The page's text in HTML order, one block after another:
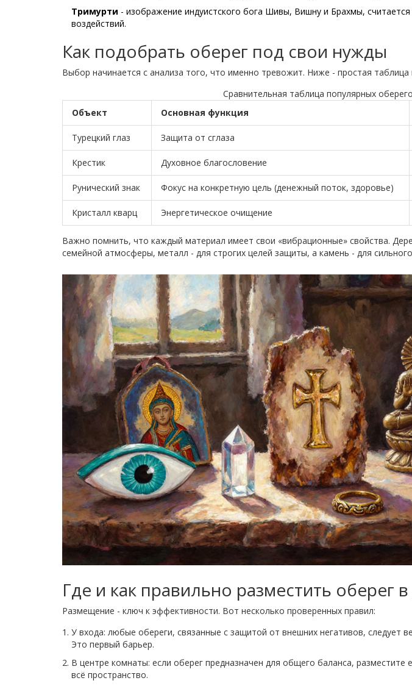
Тримурти - изображение индуистского бога Шивы, Вишну и Брахмы,
воздействий.
Как подобрать оберег под свои нужды
Выбор начинается с анализа того, что именно тревожит. Ниже - простая таблица
Сравнительная таблица популярных
Объект
Основная функция
Турецкий глаз Защита от сглаза
Крестик Духовное благословение
Рунический знак Фокус на конкретную цель (денежный поток, здоровье)
Кристалл кварц Энергетическое очищение
Важно помнить, что каждый материал имеет свои «вибрационные» свойства.
семейной атмосферы, металл - для строгих целей защиты, а камень - для
Где и как правильно разместить оберег
Размещение - ключ к эффективности. Вот несколько проверенных правил:
У входа: любые обереги, связанные с защитой от внешних негативов, следует
Это первый барьер.
В центре комнаты: если оберег предназначен для общего баланса, разместите
всё пространство.